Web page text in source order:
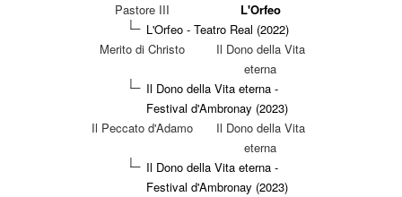
Pastore III
L'Orfeo
L'Orfeo - Teatro Real (2022)
Merito di Christo
Il Dono della Vita
eterna
Il Dono della Vita eterna -
Festival d'Ambronay (2023)
Il Peccato d'Adamo
Il Dono della Vita
eterna
Il Dono della Vita eterna -
Festival d'Ambronay (2023)